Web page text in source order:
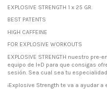
EXPLOSIVE STRENGTH 1 x 25 GR.
BEST PATENTS
HIGH CAFFEINE
FOR EXPLOSIVE WORKOUTS
EXPLOSIVE STRENGTH nuestro
equipo de I+D para que consigas
sesión. Sea cual sea tu
¡Explosive Strength te va a ayudar